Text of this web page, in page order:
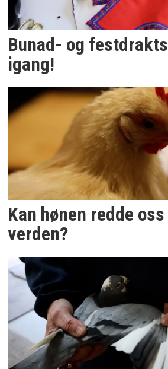
Bunad- og
igang!
Kan hønen redde
verden?